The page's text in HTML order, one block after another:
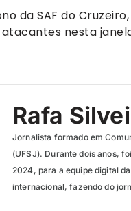
da SAF do
atacantes nesta
Rafa
Jornalista formado em
(UFSJ). Durante dois anos,
2024, para a equipe digital
internacional, fazendo do